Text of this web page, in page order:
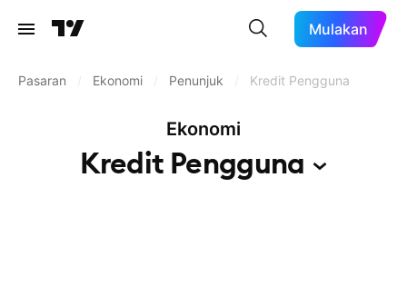
Mulakan
Pasaran Ekonomi Penunjuk Kredit Pengguna
Ekonomi
Kredit Pengguna